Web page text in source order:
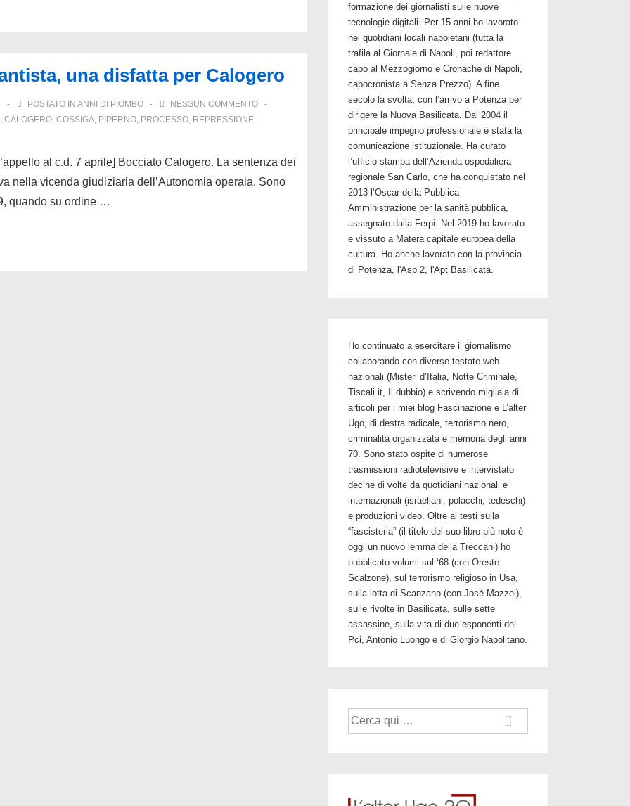
una disfatta per Calogero
POSTATO IN ANNI DI PIOMBO
NESSUN COMMENTO
, CALOGERO, COSSIGA, PIPERNO, PROCESSO, REPRESSIONE,
al c.d. 7 aprile] Bocciato Calogero. La sentenza dei
nella vicenda giudiziaria dell’Autonomia operaia. Sono
quando su ordine …
formazione dei giornalisti sulle nuove
tecnologie digitali. Per 15 anni ho lavorato
nei quotidiani locali napoletani (tutta la
trafila al Giornale di Napoli, poi redattore
capo al Mezzogiorno e Cronache di Napoli,
capocronista a Senza Prezzo). A fine
secolo la svolta, con l’arrivo a Potenza per
dirigere la Nuova Basilicata. Dal 2004 il
principale impegno professionale è stata la
comunicazione istituzionale. Ha curato
l’ufficio stampa dell’Azienda ospedaliera
regionale San Carlo, che ha conquistato nel
2013 l’Oscar della Pubblica
Amministrazione per la sanità pubblica,
assegnato dalla Ferpi. Nel 2019 ho lavorato
e vissuto a Matera capitale europea della
cultura. Ho anche lavorato con la provincia
di Potenza, l'Asp 2, l'Apt Basilicata.
Ho continuato a esercitare il giornalismo
collaborando con diverse testate web
nazionali (Misteri d’Italia, Notte Criminale,
Tiscali.it, Il dubbio) e scrivendo migliaia di
articoli per i miei blog Fascinazione e L’alter
Ugo, di destra radicale, terrorismo nero,
criminalità organizzata e memoria degli anni
70. Sono stato ospite di numerose
trasmissioni radiotelevisive e intervistato
decine di volte da quotidiani nazionali e
internazionali (israeliani, polacchi, tedeschi)
e produzioni video. Oltre ai testi sulla
“fascisteria” (il titolo del suo libro più noto è
oggi un nuovo lemma della Treccani) ho
pubblicato volumi sul ‘68 (con Oreste
Scalzone), sul terrorismo religioso in Usa,
sulla lotta di Scanzano (con José Mazzei),
sulle rivolte in Basilicata, sulle sette
assassine, sulla vita di due esponenti del
Pci, Antonio Luongo e di Giorgio Napolitano.
Cerca: